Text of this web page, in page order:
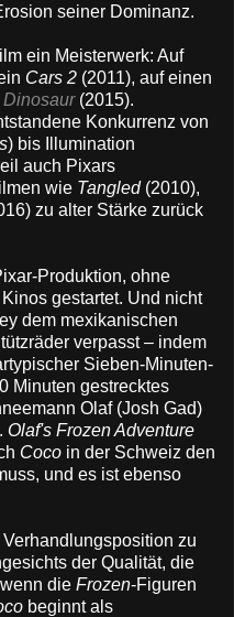
seiner Dominanz.
ein Meisterwerk: Auf
Cars 2 (2011), auf einen
Dinosaur(2015).
Konkurrenz von
) bis Illumination
auch Pixars
wie Tangled(2010),
zu alter Stärke zurück
Produktion, ohne
gestartet. Und nicht
dem mexikanischen
verpasst – indem
Sieben-Minuten-
Minuten gestrecktes
Olaf (Josh Gad)
Olaf's Frozen Adventure
Coco in der Schweiz den
und es ist ebenso
zu
der Qualität, die
die Frozen-Figuren
beginnt als